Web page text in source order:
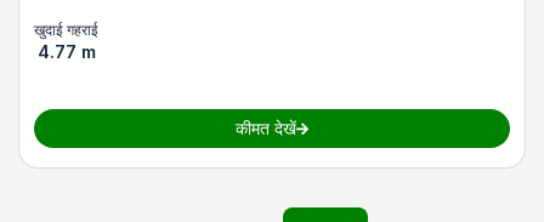
खुदाई गहराई
4.77 m
कीमत देखें